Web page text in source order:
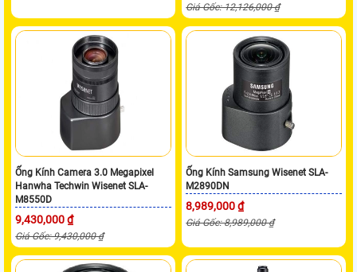
Giá Gốc: 12,126,000 ₫
Ống Kính Camera 3.0 Megapixel
Hanwha Techwin Wisenet SLA-
M8550D
9,430,000 ₫
Giá Gốc: 9,430,000 ₫
Ống Kính Samsung Wisenet SLA-
M2890DN
8,989,000 ₫
Giá Gốc: 8,989,000 ₫